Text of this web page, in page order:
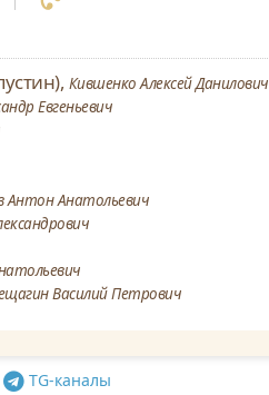
Кившенко Алексей Данилович
Евгеньевич
Антон Анатольевич
Василий Петрович
TG-каналы